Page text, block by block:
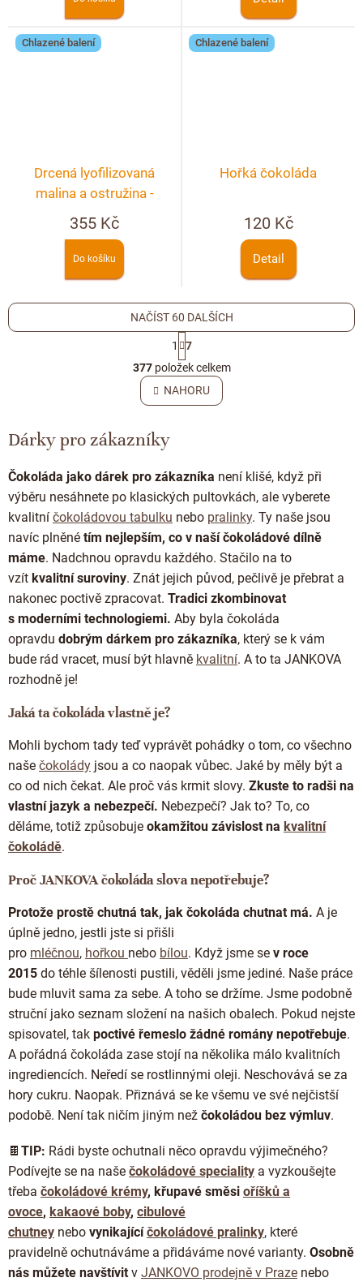
Chlazené balení
Drcená lyofilizovaná
malina a ostružina -
lámaná čokoláda hořká
250g
355 Kč
Do košíku
Chlazené balení
Hořká čokoláda
120 Kč
Detail
O
v
l
á
p
r
v
y
v
ý
p
i
s
u
NAČÍST 60 DALŠÍCH
S
t
r
á
n
k
í
1
7
377položek celkem
NAHORU
Dárky pro zákazníky
Čokoláda jako dárek pro zákazníka není klišé, když při
výběru nesáhnete po klasických pultovkách, ale vyberete
kvalitní čokoládovou tabulku nebo pralinky. Ty naše jsou
navíc plněné tím nejlepším, co v naší čokoládové dílně
máme. Nadchnou opravdu každého. Stačilo na to
vzít kvalitní suroviny. Znát jejich původ, pečlivě je přebrat a
nakonec poctivě zpracovat. Tradici zkombinovat
s moderními technologiemi. Aby byla čokoláda
opravdu dobrým dárkem pro zákazníka, který se k vám
bude rád vracet, musí být hlavně kvalitní. A to ta JANKOVA
rozhodně je!
Jaká ta čokoláda vlastně je?
Mohli bychom tady teď vyprávět pohádky o tom, co všechno
naše čokolády jsou a co naopak vůbec. Jaké by měly být a
co od nich čekat. Ale proč vás krmit slovy. Zkuste to radši na
vlastní jazyk a nebezpečí. Nebezpečí? Jak to? To, co
děláme, totiž způsobuje okamžitou závislost na kvalitní
čokoládě.
Proč JANKOVA čokoláda slova nepotřebuje?
Protože prostě chutná tak, jak čokoláda chutnat má. A je
úplně jedno, jestli jste si přišli
pro mléčnou, hořkou nebo bílou. Když jsme se v roce
2015 do téhle šílenosti pustili, věděli jsme jediné. Naše práce
bude mluvit sama za sebe. A toho se držíme. Jsme podobně
struční jako seznam složení na našich obalech. Pokud nejste
spisovatel, tak poctivé řemeslo žádné romány nepotřebuje.
A pořádná čokoláda zase stojí na několika málo kvalitních
ingrediencích. Neředí se rostlinnými oleji. Neschovává se za
hory cukru. Naopak. Přiznává se ke všemu ve své nejčistší
podobě. Není tak ničím jiným než čokoládou bez výmluv.
🍫 TIP: Rádi byste ochutnali něco opravdu výjimečného?
Podívejte se na naše čokoládové speciality a vyzkoušejte
třeba čokoládové krémy, křupavé směsi oříšků a
ovoce, kakaové boby, cibulové
chutney nebo vynikajícíčokoládové pralinky, které
pravidelně ochutnáváme a přidáváme nové varianty. Osobně
nás můžete navštívit v JANKOVO prodejně v Praze nebo